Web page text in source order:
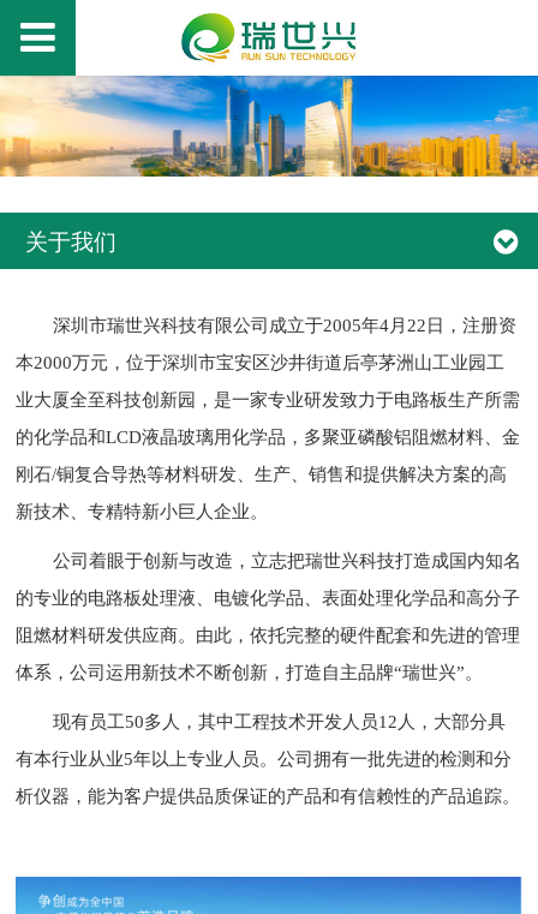
关于我们
深圳市瑞世兴科技有限公司成立于2005年4月22日，注册资
本2000万元，位于深圳市宝安区沙井街道后亭茅洲山工业园工
业大厦全至科技创新园，是一家专业研发致力于电路板生产所需
的化学品和LCD液晶玻璃用化学品，多聚亚磷酸铝阻燃材料、金
刚石/铜复合导热等材料研发、生产、销售和提供解决方案的高
新技术、专精特新小巨人企业。
公司着眼于创新与改造，立志把瑞世兴科技打造成国内知名
的专业的电路板处理液、电镀化学品、表面处理化学品和高分子
阻燃材料研发供应商。由此，依托完整的硬件配套和先进的管理
体系，公司运用新技术不断创新，打造自主品牌“瑞世兴”。
现有员工50多人，其中工程技术开发人员12人，大部分具
有本行业从业5年以上专业人员。公司拥有一批先进的检测和分
析仪器，能为客户提供品质保证的产品和有信赖性的产品追踪。